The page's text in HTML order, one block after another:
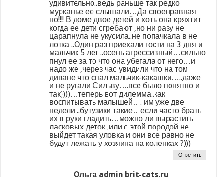
удивительно..ведь раньше так редко
мурканье ее слышали…Да своенравная
но!!!! В доме двое детей и хоть она кряхтит
когда ее дети сгребают ,но ни разу не
царапнула не укусила..не попачкала в не
лотка ..Один раз приехали гости на 3 дня и
мальчик 5 лет ..осень агрессивный…сильно
пнул ее за то что она убегала от него…и
надо же ,через час увидили что на том
диване что спал мальчик-какашки…..даже
и не ругали Сильву….все было понятно и
так))))…теперь вот дилемма..как
воспитывать малышей…. им уже две
недели ..бутузики такие…если часто брать
их в руки гладить…можно ли вырастить
ласковых деток ,или с этой породой не
выйдет такая уловка и они все равно не
будут лежать у хозяина на коленках ?)))
Ответить
Ольга admin brit-cats.ru